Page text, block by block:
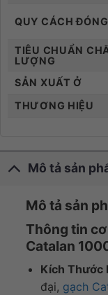
QUY CÁCH
TIÊU CHUẨN
LƯỢNG
SẢN XUẤT Ở
THƯƠNG HIỆU
Mô tả sản
Mô tả sản
Thông tin
Catalan
Kích Thước
đại, gạch